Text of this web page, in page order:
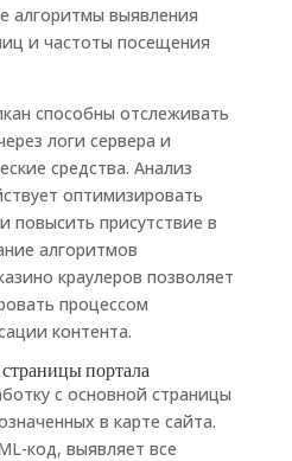
алгоритмы выявления
и частоты посещения
способны отслеживать
логи сервера и
средства. Анализ
оптимизировать
повысить присутствие в
алгоритмов
краулеров позволяет
процессом
контента.
портала
с основной страницы
в карте сайта.
код, выявляет все